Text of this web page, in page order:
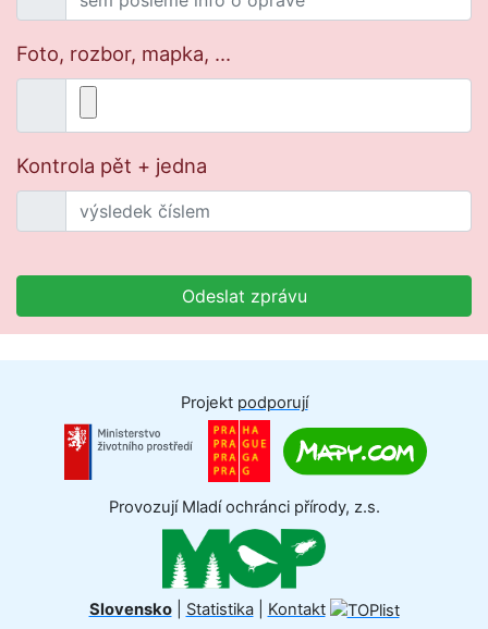
Foto, rozbor, mapka, ...
Kontrola pět + jedna
Odeslat zprávu
Projekt podporují
Provozují Mladí ochránci přírody, z.s.
Slovensko| Statistika| Kontakt